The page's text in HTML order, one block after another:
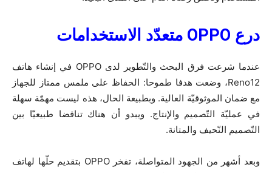
درع OPPO متعدّد الاستخدامات
عندما شرعت فرق البحث والتّطوير لدى OPPO في إنشاء هاتف
Reno12، وضعت هدفا طموحا: الحفاظ على ملمس ممتاز للجهاز
مع ضمان الموثوقيّة العالية. وبطبيعة الحال، هذه ليست مهمّة سهلة
في عمليّة التّصميم والإنتاج. ويبدو أن هناك تناقضا طبيعيّا بين
التّصميم النّحيف والمتانة.
وبعد أشهر من الجهود المتواصلة، تفخر OPPO بتقديم حلّها لهاتف